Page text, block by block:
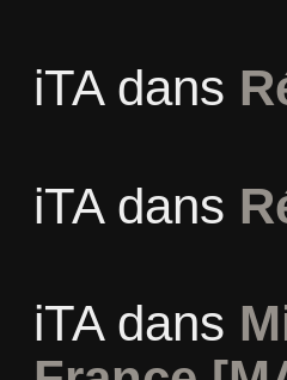
iTAdans
iTAdans
iTAdans